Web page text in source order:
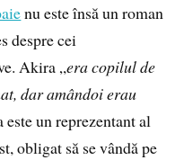
nu este însă un roman
despre cei
Akira „era copilul de
dar amândoi erau
este un reprezentant al
obligat să se vândă pe